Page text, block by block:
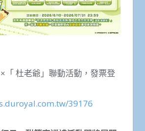
×「 杜老爺」聯動活動，發票登
39176